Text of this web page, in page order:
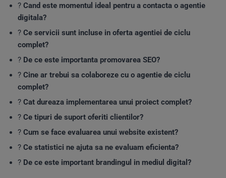
? Cand este momentul ideal pentru a contacta o agentie
digitala?
? Ce servicii sunt incluse in oferta agentiei de ciclu
complet?
? De ce este importanta promovarea SEO?
? Cine ar trebui sa colaboreze cu o agentie de ciclu
complet?
? Cat dureaza implementarea unui proiect complet?
?️ Ce tipuri de suport oferiti clientilor?
? Cum se face evaluarea unui website existent?
? Ce statistici ne ajuta sa ne evaluam eficienta?
? De ce este important brandingul in mediul digital?